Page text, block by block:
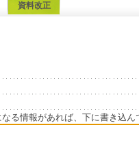
資料改正
る情報があれば、下に書き込ん